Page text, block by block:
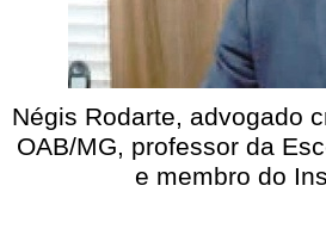
Négis Rodarte, advogado
OAB/MG, professor da
e membro do